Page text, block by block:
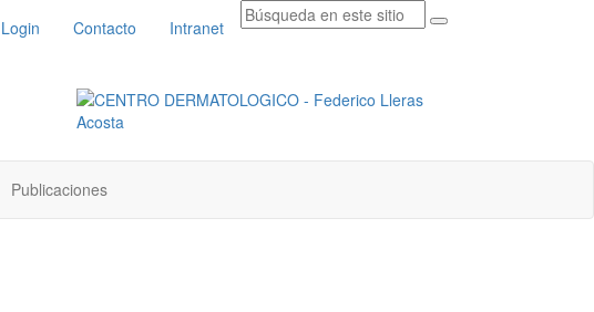
Login Contacto Intranet
Publicaciones
RADICACION ORFEO